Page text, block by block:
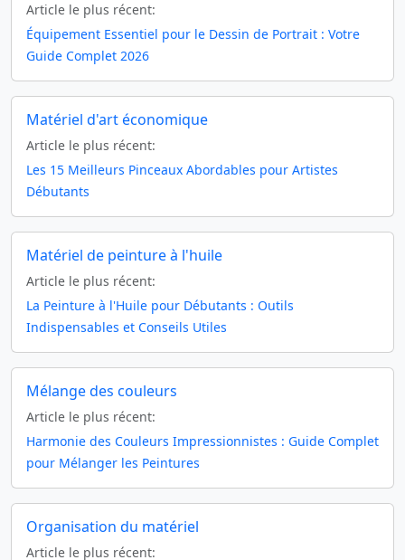
Article le plus récent:
Équipement Essentiel pour le Dessin de Portrait : Votre
Guide Complet 2026
Matériel d'art économique
Article le plus récent:
Les 15 Meilleurs Pinceaux Abordables pour Artistes
Débutants
Matériel de peinture à l'huile
Article le plus récent:
La Peinture à l'Huile pour Débutants : Outils
Indispensables et Conseils Utiles
Mélange des couleurs
Article le plus récent:
Harmonie des Couleurs Impressionnistes : Guide Complet
pour Mélanger les Peintures
Organisation du matériel
Article le plus récent: